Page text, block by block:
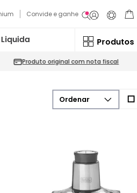
Convide e ganhe
Liquida Produtos
Produto original com nota fiscal